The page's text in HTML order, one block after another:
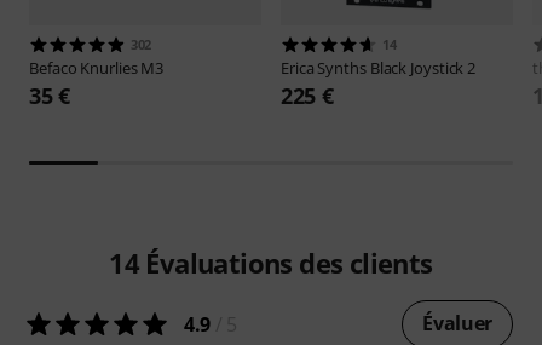
302
Befaco Knurlies M3
35 €
14
Erica Synths Black Joystick 2
225 €
14 Évaluations des clients
4.9 Évaluer